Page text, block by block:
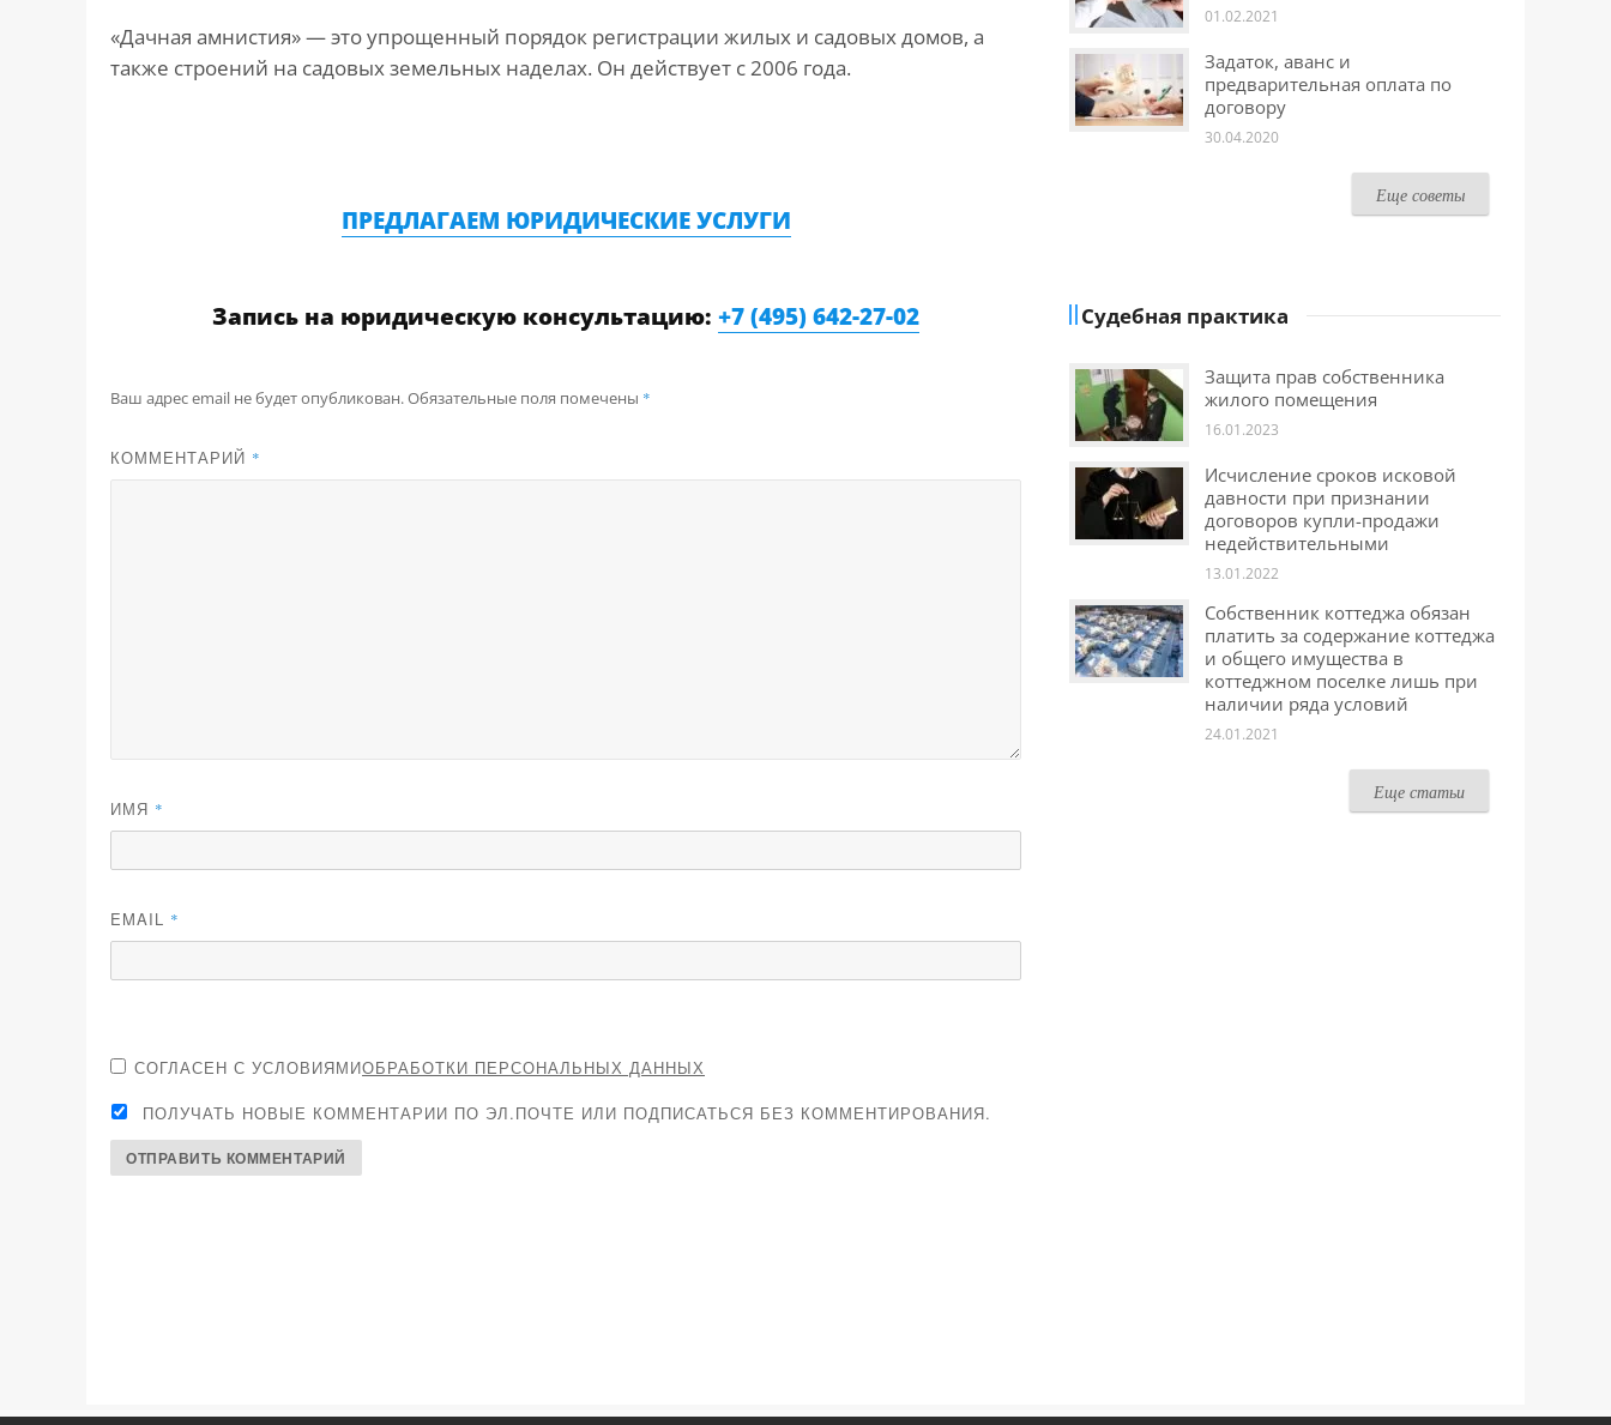
«Дачная амнистия» — это упрощенный порядок регистрации жилых и садовых домов, а
также строений на садовых земельных наделах. Он действует с 2006 года.
ПРЕДЛАГАЕМ ЮРИДИЧЕСКИЕ УСЛУГИ
Запись на юридическую консультацию: +7 (495) 642-27-02
Ваш адрес email не будет опубликован.Обязательные поля помечены *
КОММЕНТАРИЙ *
ИМЯ *
EMAIL *
СОГЛАСЕН С УСЛОВИЯМИОБРАБОТКИ ПЕРСОНАЛЬНЫХ ДАННЫХ
ПОЛУЧАТЬ НОВЫЕ КОММЕНТАРИИ ПО ЭЛ.ПОЧТЕ ИЛИ ПОДПИСАТЬСЯ БЕЗ КОММЕНТИРОВАНИЯ.
01.02.2021
Задаток, аванс и
предварительная оплата по
договору
30.04.2020
Еще советы
Судебная практика
Защита прав собственника
жилого помещения
16.01.2023
Исчисление сроков исковой
давности при признании
договоров купли-продажи
недействительными
13.01.2022
Собственник коттеджа обязан
платить за содержание коттеджа
и общего имущества в
коттеджном поселке лишь при
наличии ряда условий
24.01.2021
Еще статьи